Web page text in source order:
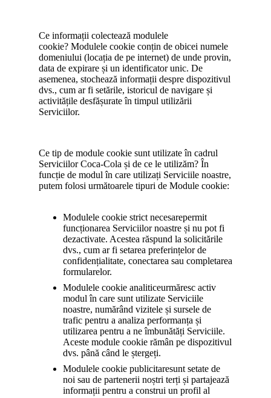
Ce informații colectează modulele
cookie? Modulele cookie conțin de obicei numele
domeniului (locația de pe internet) de unde provin,
data de expirare și un identificator unic. De
asemenea, stochează informații despre dispozitivul
dvs., cum ar fi setările, istoricul de navigare și
activitățile desfășurate în timpul utilizării
Serviciilor.
Ce tip de module cookie sunt utilizate în cadrul
Serviciilor Coca-Cola și de ce le utilizăm? În
funcție de modul în care utilizați Serviciile noastre,
putem folosi următoarele tipuri de Module cookie:
Modulele cookie strict necesarepermit
funcționarea Serviciilor noastre și nu pot fi
dezactivate. Acestea răspund la solicitările
dvs., cum ar fi setarea preferințelor de
confidențialitate, conectarea sau completarea
formularelor.
Modulele cookie analiticeurmăresc activ
modul în care sunt utilizate Serviciile
noastre, numărând vizitele și sursele de
trafic pentru a analiza performanța și
utilizarea pentru a ne îmbunătăți Serviciile.
Aceste module cookie rămân pe dispozitivul
dvs. până când le ștergeți.
Modulele cookie publicitaresunt setate de
noi sau de partenerii noștri terți și partajează
informații pentru a construi un profil al